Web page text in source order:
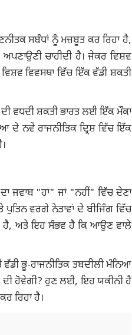
ਸਬੰਧਾਂ ਨੂੰ ਮਜ਼ਬੂਤ ​​ਕਰ ਰਿਹਾ ਹੈ,
ਚਾਹੀਦੀ ਹੈ। ਜੇਕਰ ਵਿਸ਼ਵ
ਵਿਵਸਥਾ ਵਿੱਚ ਇੱਕ ਵੱਡੀ ਸ਼ਕਤੀ
ਵਧਦੀ ਸ਼ਕਤੀ ਭਾਰਤ ਲਈ ਇੱਕ ਮੌਕਾ
ਨਵੇਂ ਰਾਜਨੀਤਿਕ ਦ੍ਰਿਸ਼ ਵਿੱਚ ਇੱਕ
ਜਵਾਬ "ਹਾਂ" ਜਾਂ "ਨਹੀਂ" ਵਿੱਚ ਦੇਣਾ
ਵਰਗੇ ਨੇਤਾਵਾਂ ਦੇ ਬੀਜਿੰਗ ਵਿੱਚ
ਹੈ, ਅਤੇ ਇਹ ਸੰਭਵ ਹੈ ਕਿ ਆਉਣ ਵਾਲੇ
ਭੂ-ਰਾਜਨੀਤਿਕ ਤਬਦੀਲੀ ਮੰਨਿਆ
ਦੀ ਹੋਵੇਗੀ? ਹੁਣ ਲਈ, ਇਹ ਯਕੀਨੀ ਹੈ
ਰਿਹਾ ਹੈ।